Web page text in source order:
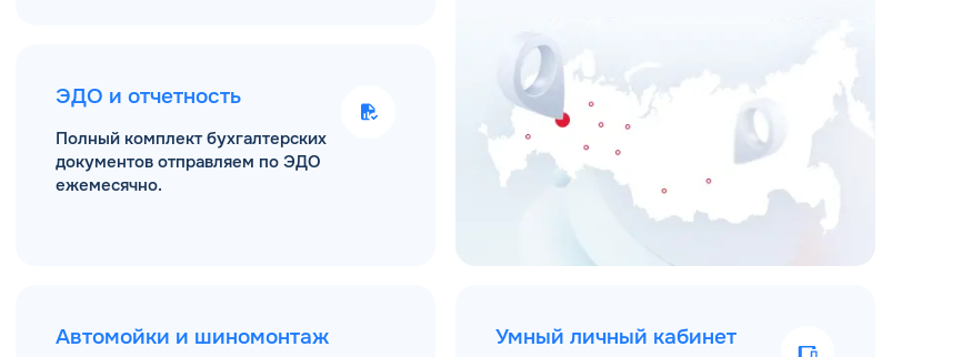
ЭДО и отчетность
Полный комплект бухгалтерских
документов отправляем по ЭДО
ежемесячно.
Автомойки и шиномонтаж Умный личный кабинет